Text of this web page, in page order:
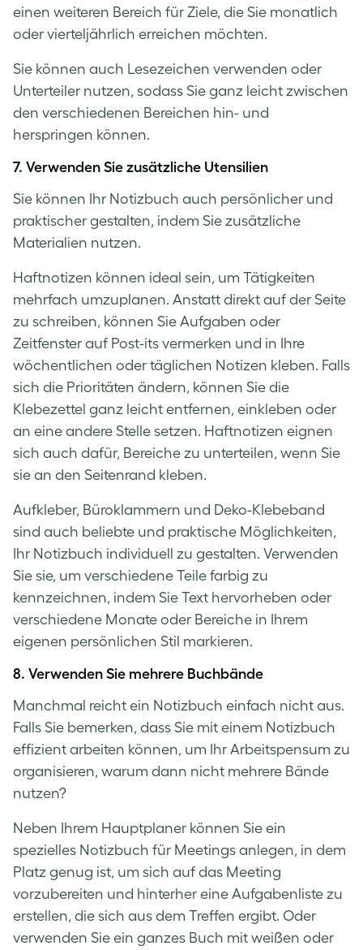
einen weiteren Bereich für Ziele, die Sie monatlich
oder vierteljährlich erreichen möchten.
Sie können auch Lesezeichen verwenden oder
Unterteiler nutzen, sodass Sie ganz leicht zwischen
den verschiedenen Bereichen hin- und
herspringen können.
7. Verwenden Sie zusätzliche Utensilien
Sie können Ihr Notizbuch auch persönlicher und
praktischer gestalten, indem Sie zusätzliche
Materialien nutzen.
Haftnotizen können ideal sein, um Tätigkeiten
mehrfach umzuplanen. Anstatt direkt auf der Seite
zu schreiben, können Sie Aufgaben oder
Zeitfenster auf Post-its vermerken und in Ihre
wöchentlichen oder täglichen Notizen kleben. Falls
sich die Prioritäten ändern, können Sie die
Klebezettel ganz leicht entfernen, einkleben oder
an eine andere Stelle setzen. Haftnotizen eignen
sich auch dafür, Bereiche zu unterteilen, wenn Sie
sie an den Seitenrand kleben.
Aufkleber, Büroklammern und Deko-Klebeband
sind auch beliebte und praktische Möglichkeiten,
Ihr Notizbuch individuell zu gestalten. Verwenden
Sie sie, um verschiedene Teile farbig zu
kennzeichnen, indem Sie Text hervorheben oder
verschiedene Monate oder Bereiche in Ihrem
eigenen persönlichen Stil markieren.
8. Verwenden Sie mehrere Buchbände
Manchmal reicht ein Notizbuch einfach nicht aus.
Falls Sie bemerken, dass Sie mit einem Notizbuch
effizient arbeiten können, um Ihr Arbeitspensum zu
organisieren, warum dann nicht mehrere Bände
nutzen?
Neben Ihrem Hauptplaner können Sie ein
spezielles Notizbuch für Meetings anlegen, in dem
Platz genug ist, um sich auf das Meeting
vorzubereiten und hinterher eine Aufgabenliste zu
erstellen, die sich aus dem Treffen ergibt. Oder
verwenden Sie ein ganzes Buch mit weißen oder